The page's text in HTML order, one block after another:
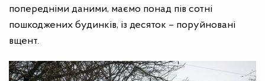
попередніми даними, маємо понад пів сотні
пошкоджених будинків, із десяток – поруйновані
вщент.